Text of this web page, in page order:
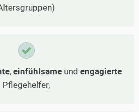
, einfühlsameund engagierte
Pflegehelfer,